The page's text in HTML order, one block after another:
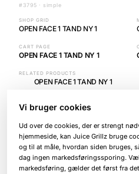
#3795 · simple
SHOP GRID
OPEN FACE 1 TAND NY 1
CART PAGE
OPEN FACE 1 TAND NY 1
RELATED PRODUCTS
OPEN FACE 1 TAND NY 1
OPEN FACE 1 TAND NY 2
CART PAGE
OPEN FACE 1 TAND NY 2
Vi bruger cookies
Ud over de cookies, der er strengt
hjemmeside, kan Juice Grillz bruge
og til at måle, hvordan siden bruges,
dag ingen markedsføringssporing.
markedsføring, gælder det først fra